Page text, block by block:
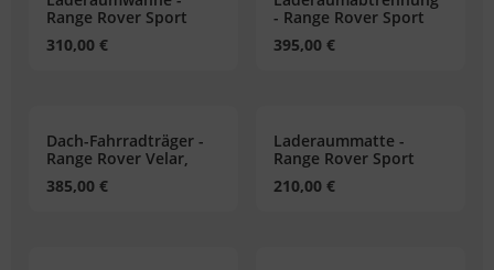
Range Rover Sport
310,00 €
- Range Rover Sport
395,00 €
Dach-Fahrradträger -
Range Rover Velar,
Range Rover Sport,
New Defender,
385,00 €
Laderaummatte -
Range Rover Sport
210,00 €
& Reifen
& Reifen
& Reifen
& Reifen
& Reifen